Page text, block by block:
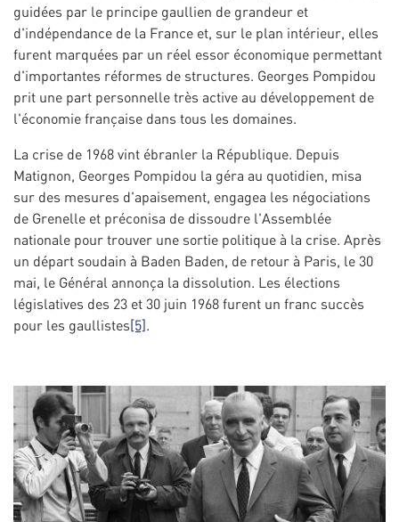
guidées par le principe gaullien de grandeur et
d'indépendance de la France et, sur le plan intérieur, elles
furent marquées par un réel essor économique permettant
d'importantes réformes de structures. Georges Pompidou
prit une part personnelle très active au développement de
l'économie française dans tous les domaines.
La crise de 1968 vint ébranler la République. Depuis
Matignon, Georges Pompidou la géra au quotidien, misa
sur des mesures d'apaisement, engagea les négociations
de Grenelle et préconisa de dissoudre l'Assemblée
nationale pour trouver une sortie politique à la crise. Après
un départ soudain à Baden Baden, de retour à Paris, le 30
mai, le Général annonça la dissolution. Les élections
législatives des 23 et 30 juin 1968 furent un franc succès
pour les gaullistes[5].